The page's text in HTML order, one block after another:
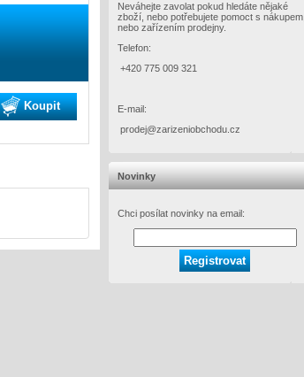
Koupit
Neváhejte zavolat pokud hledáte nějaké
zboží, nebo potřebujete pomoct s nákupem,
nebo zařízením prodejny.
Telefon:
+420 775 009 321
E-mail:
prodej@zarizeniobchodu.cz
Novinky
Chci posílat novinky na email: